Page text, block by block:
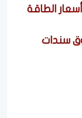
الطاقة
سندات